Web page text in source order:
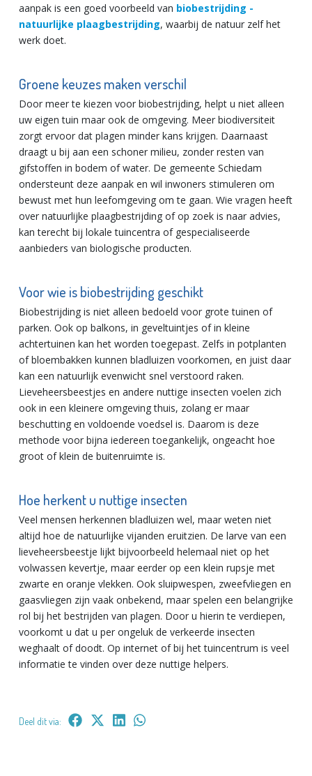
aanpak is een goed voorbeeld van biobestrijding -
natuurlijke plaagbestrijding, waarbij de natuur zelf het
werk doet.
Groene keuzes maken verschil
Door meer te kiezen voor biobestrijding, helpt u niet alleen
uw eigen tuin maar ook de omgeving. Meer biodiversiteit
zorgt ervoor dat plagen minder kans krijgen. Daarnaast
draagt u bij aan een schoner milieu, zonder resten van
gifstoffen in bodem of water. De gemeente Schiedam
ondersteunt deze aanpak en wil inwoners stimuleren om
bewust met hun leefomgeving om te gaan. Wie vragen heeft
over natuurlijke plaagbestrijding of op zoek is naar advies,
kan terecht bij lokale tuincentra of gespecialiseerde
aanbieders van biologische producten.
Voor wie is biobestrijding geschikt
Biobestrijding is niet alleen bedoeld voor grote tuinen of
parken. Ook op balkons, in geveltuintjes of in kleine
achtertuinen kan het worden toegepast. Zelfs in potplanten
of bloembakken kunnen bladluizen voorkomen, en juist daar
kan een natuurlijk evenwicht snel verstoord raken.
Lieveheersbeestjes en andere nuttige insecten voelen zich
ook in een kleinere omgeving thuis, zolang er maar
beschutting en voldoende voedsel is. Daarom is deze
methode voor bijna iedereen toegankelijk, ongeacht hoe
groot of klein de buitenruimte is.
Hoe herkent u nuttige insecten
Veel mensen herkennen bladluizen wel, maar weten niet
altijd hoe de natuurlijke vijanden eruitzien. De larve van een
lieveheersbeestje lijkt bijvoorbeeld helemaal niet op het
volwassen kevertje, maar eerder op een klein rupsje met
zwarte en oranje vlekken. Ook sluipwespen, zweefvliegen en
gaasvliegen zijn vaak onbekend, maar spelen een belangrijke
rol bij het bestrijden van plagen. Door u hierin te verdiepen,
voorkomt u dat u per ongeluk de verkeerde insecten
weghaalt of doodt. Op internet of bij het tuincentrum is veel
informatie te vinden over deze nuttige helpers.
Deel dit via: